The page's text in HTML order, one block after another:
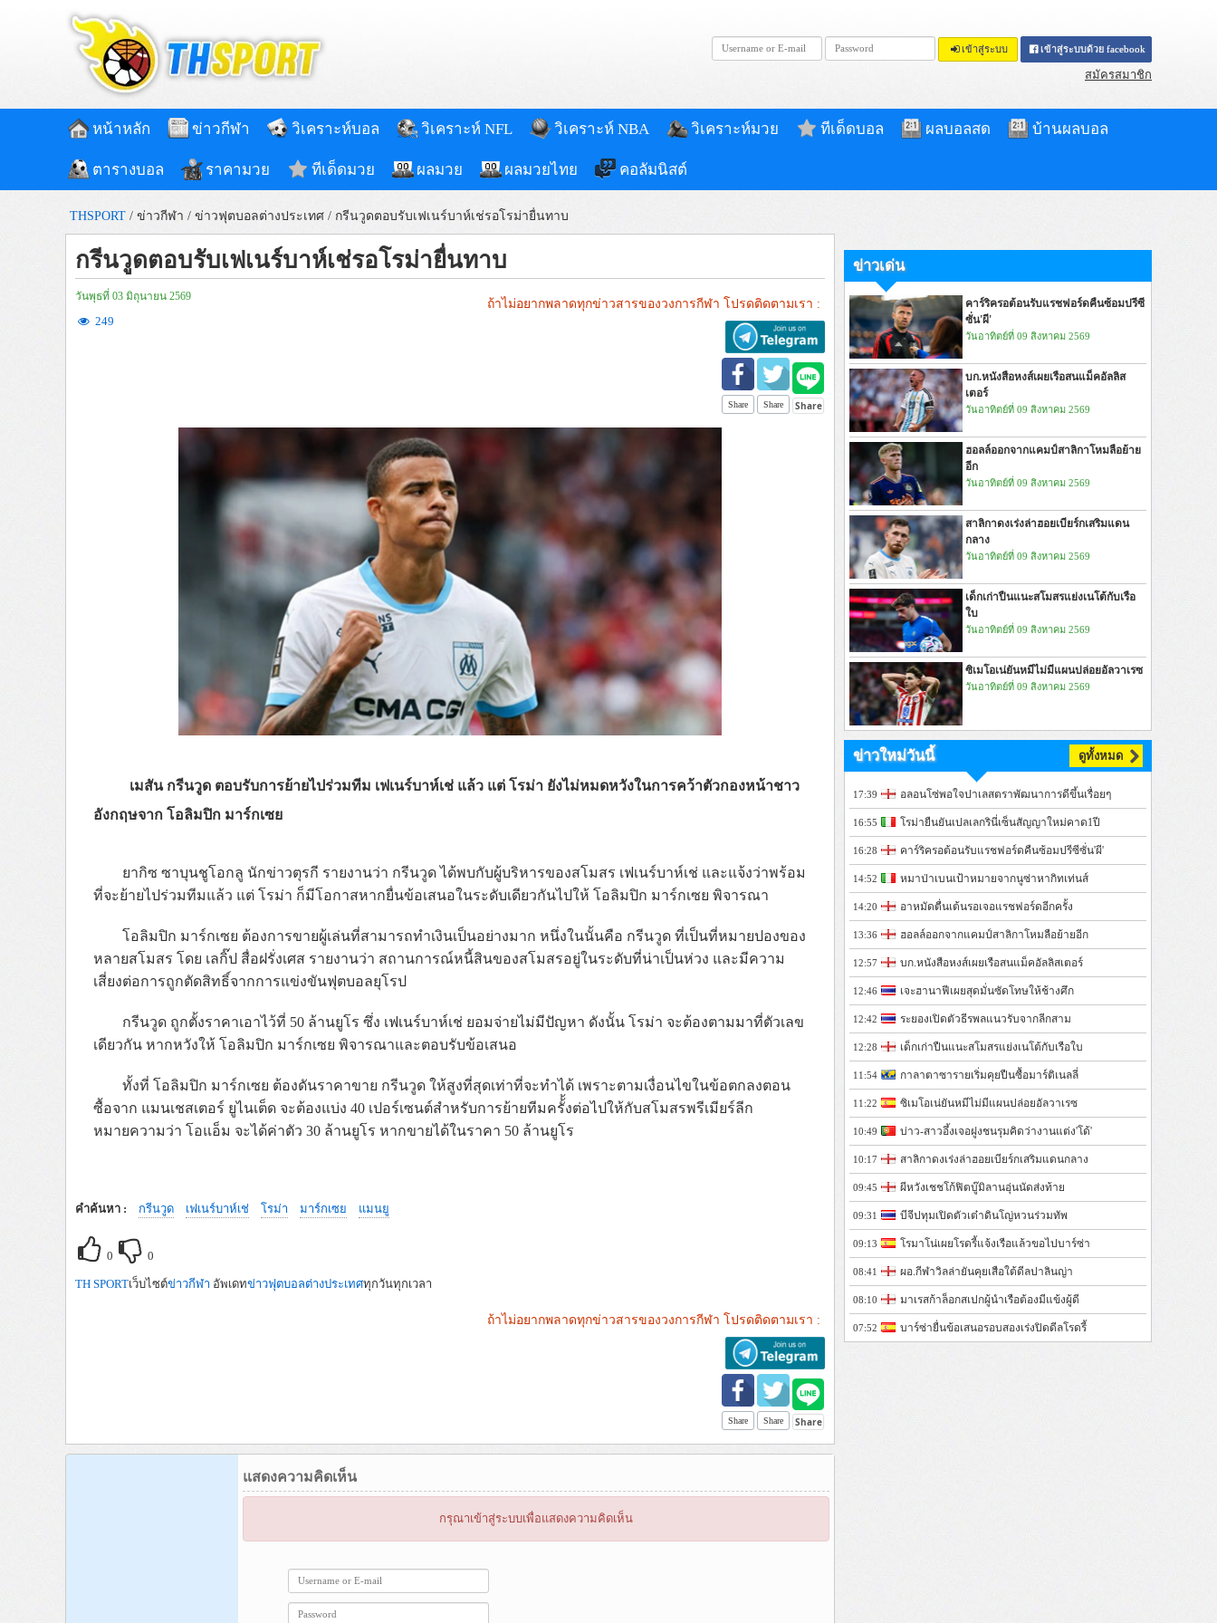
เข้าสู่ระบบ เข้าสู่ระบบด้วย facebook
สมัครสมาชิก
หน้าหลัก ข่าวกีฬา วิเคราะห์บอล วิเคราะห์ NFL วิเคราะห์ NBA วิเคราะห์มวย ทีเด็ดบอล ผลบอลสด บ้านผลบอล
ตารางบอล ราคามวย ทีเด็ดมวย ผลมวย ผลมวยไทย คอลัมนิสต์
THSPORT / ข่าวกีฬา / ข่าวฟุตบอลต่างประเทศ / กรีนวูดตอบรับเฟเนร์บาห์เช่รอโรม่ายื่นทาบ
กรีนวูดตอบรับเฟเนร์บาห์เช่รอโรม่ายื่นทาบ
วันพุธที่ 03 มิถุนายน 2569
249
ถ้าไม่อยากพลาดทุกข่าวสารของวงการกีฬา โปรดติดตามเรา :
Share Share
เมสัน กรีนวูด ตอบรับการย้ายไปร่วมทีม เฟเนร์บาห์เช่ แล้ว แต่ โรม่า ยังไม่หมดหวังในการคว้าตัวกองหน้าชาว
อังกฤษจาก โอลิมปิก มาร์กเซย
ยากิซ ซาบุนชูโอกลู นักข่าวตุรกี รายงานว่า กรีนวูด ได้พบกับผู้บริหารของสโมสร เฟเนร์บาห์เช่ และแจ้งว่าพร้อม
ที่จะย้ายไปร่วมทีมแล้ว แต่ โรม่า ก็มีโอกาสหากยื่นข้อเสนอในระดับเดียวกันไปให้ โอลิมปิก มาร์กเซย พิจารณา
โอลิมปิก มาร์กเซย ต้องการขายผู้เล่นที่สามารถทำเงินเป็นอย่างมาก หนึ่งในนั้นคือ กรีนวูด ที่เป็นที่หมายปองของ
หลายสโมสร โดย เลกิ๊ป สื่อฝรั่งเศส รายงานว่า สถานการณ์หนี้สินของสโมสรอยู่ในระดับที่น่าเป็นห่วง และมีความ
เสี่ยงต่อการถูกตัดสิทธิ์จากการแข่งขันฟุตบอลยุโรป
กรีนวูด ถูกตั้งราคาเอาไว้ที่ 50 ล้านยูโร ซึ่ง เฟเนร์บาห์เช่ ยอมจ่ายไม่มีปัญหา ดังนั้น โรม่า จะต้องตามมาที่ตัวเลข
เดียวกัน หากหวังให้ โอลิมปิก มาร์กเซย พิจารณาและตอบรับข้อเสนอ
ทั้งที่ โอลิมปิก มาร์กเซย ต้องดันราคาขาย กรีนวูด ให้สูงที่สุดเท่าที่จะทำได้ เพราะตามเงื่อนไขในข้อตกลงตอน
ซื้อจาก แมนเชสเตอร์ ยูไนเต็ด จะต้องแบ่ง 40 เปอร์เซนต์สำหรับการย้ายทีมครั้้งต่อไปให้กับสโมสรพรีเมียร์ลีก
หมายความว่า โอแอ็ม จะได้ค่าตัว 30 ล้านยูโร หากขายได้ในราคา 50 ล้านยูโร
คำค้นหา : กรีนวูด เฟเนร์บาห์เช่ โรม่า มาร์กเซย แมนยู
0 0
TH SPORTเว็บไซต์ข่าวกีฬา อัพเดทข่าวฟุตบอลต่างประเทศทุกวันทุกเวลา
ถ้าไม่อยากพลาดทุกข่าวสารของวงการกีฬา โปรดติดตามเรา :
Share Share
แสดงความคิดเห็น
กรุณาเข้าสู่ระบบเพื่อแสดงความคิดเห็น
ข่าวเด่น
คาร์ริครอต้อนรับแรชฟอร์ดคืนซ้อมปรีซี
ซั่น'ผี'
วันอาทิตย์ที่ 09 สิงหาคม 2569
บก.หนังสือหงส์เผยเรือสนแม็คอัลลิส
เตอร์
วันอาทิตย์ที่ 09 สิงหาคม 2569
ฮอลล์ออกจากแคมป์สาลิกาโหมลือย้าย
อีก
วันอาทิตย์ที่ 09 สิงหาคม 2569
สาลิกาดงเร่งล่าฮอยเบียร์กเสริมแดน
กลาง
วันอาทิตย์ที่ 09 สิงหาคม 2569
เด็กเก่าปืนแนะสโมสรแย่งเนโต้กับเรือ
ใบ
วันอาทิตย์ที่ 09 สิงหาคม 2569
ซิเมโอเน่ยันหมีไม่มีแผนปล่อยอัลวาเรซ
วันอาทิตย์ที่ 09 สิงหาคม 2569
ข่าวใหม่วันนี้ ดูทั้งหมด
17:39 อลอนโซ่พอใจปาเลสตราพัฒนาการดีขึ้นเรื่อยๆ
16:55 โรม่ายืนยันเปลเลกรินี่เซ็นสัญญาใหม่คาด1ปี
16:28 คาร์ริครอต้อนรับแรชฟอร์ดคืนซ้อมปรีซีซั่น'ผี'
14:52 หมาป่าเบนเป้าหมายจากนูซ่าหากิทเท่นส์
14:20 อาหมัดตื่นเต้นรอเจอแรชฟอร์ดอีกครั้ง
13:36 ฮอลล์ออกจากแคมป์สาลิกาโหมลือย้ายอีก
12:57 บก.หนังสือหงส์เผยเรือสนแม็คอัลลิสเตอร์
12:46 เจะฮานาฟีเผยสุดมั่นซัดโทษให้ช้างศึก
12:42 ระยองเปิดตัวธีรพลแนวรับจากลีกสาม
12:28 เด็กเก่าปืนแนะสโมสรแย่งเนโต้กับเรือใบ
11:54 กาลาตาซารายเริ่มคุยปืนซื้อมาร์ติเนลลี่
11:22 ซิเมโอเน่ยันหมีไม่มีแผนปล่อยอัลวาเรซ
10:49 บ่าว-สาวอึ้งเจอฝูงชนรุมคิดว่างานแต่ง'โด้'
10:17 สาลิกาดงเร่งล่าฮอยเบียร์กเสริมแดนกลาง
09:45 ผีหวังเชชโก้ฟิตบู๊มิลานอุ่นนัดส่งท้าย
09:31 บีจีปทุมเปิดตัวเต๋าดินโญ่หวนร่วมทัพ
09:13 โรมาโน่เผยโรดรี้แจ้งเรือแล้วขอไปบาร์ซ่า
08:41 ผอ.กีฬาวิลล่ายันคุยเสือใต้ดีลปาลินญ่า
08:10 มาเรสก้าล็อกสเปกผู้นำเรือต้องมีแข้งผู้ดี
07:52 บาร์ซ่ายื่นข้อเสนอรอบสองเร่งปิดดีลโรดรี้